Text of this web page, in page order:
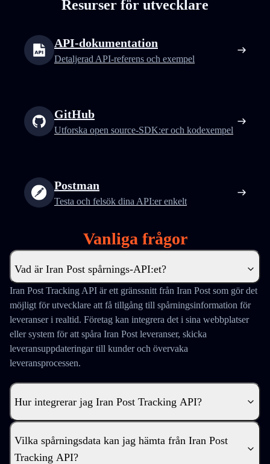
Resurser för utvecklare
API-dokumentation
Detaljerad API-referens och exempel
GitHub
Utforska open source-SDK:er och kodexempel
Postman
Testa och felsök dina API:er enkelt
Vanliga frågor
Vad är Iran Post spårnings-API:et?
Iran Post Tracking API är ett gränssnitt från Iran Post som gör det
möjligt för utvecklare att få tillgång till spårningsinformation för
leveranser i realtid. Företag kan integrera det i sina webbplatser
eller system för att spåra Iran Post leveranser, skicka
leveransuppdateringar till kunder och övervaka
leveransprocessen.
Hur integrerar jag Iran Post Tracking API?
Vilka spårningsdata kan jag hämta från Iran Post
Tracking API?